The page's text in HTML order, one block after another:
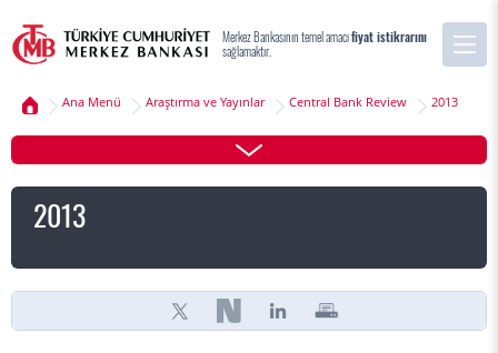
Merkez Bankasının temel amacıfiyat istikrarını
sağlamaktır.
Ana Menü Araştırma ve Yayınlar Central Bank Review 2013
2013